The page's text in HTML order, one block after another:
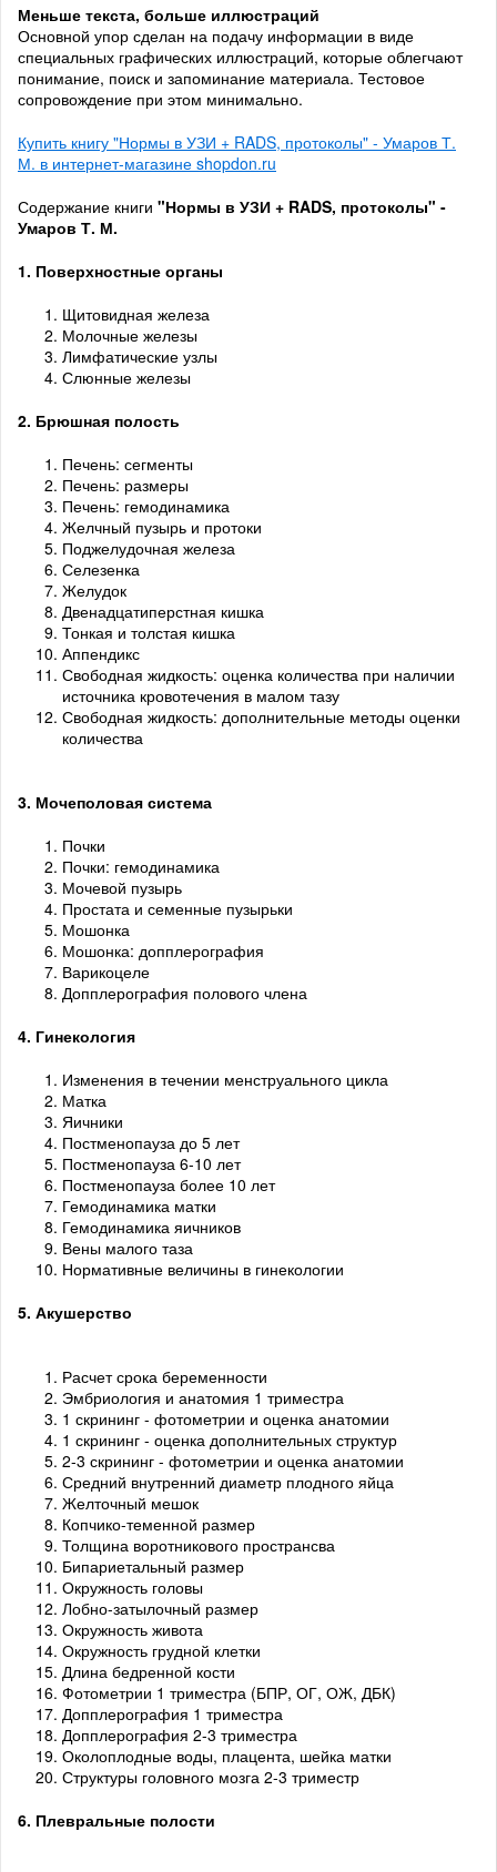
Меньше текста, больше иллюстраций
Основной упор сделан на подачу информации в виде
специальных графических иллюстраций, которые облегчают
понимание, поиск и запоминание материала. Тестовое
сопровождение при этом минимально.
Купить книгу "Нормы в УЗИ + RADS, протоколы" - Умаров Т.
М. в интернет-магазине shopdon.ru
Содержание книги "Нормы в УЗИ + RADS, протоколы" -
Умаров Т. М.
1. Поверхностные органы
Щитовидная железа
Молочные железы
Лимфатические узлы
Слюнные железы
2. Брюшная полость
Печень: сегменты
Печень: размеры
Печень: гемодинамика
Желчный пузырь и протоки
Поджелудочная железа
Селезенка
Желудок
Двенадцатиперстная кишка
Тонкая и толстая кишка
Аппендикс
Свободная жидкость: оценка количества при наличии
источника кровотечения в малом тазу
Свободная жидкость: дополнительные методы оценки
количества
3. Мочеполовая система
Почки
Почки: гемодинамика
Мочевой пузырь
Простата и семенные пузырьки
Мошонка
Мошонка: допплерография
Варикоцеле
Допплерография полового члена
4. Гинекология
Изменения в течении менструального цикла
Матка
Яичники
Постменопауза до 5 лет
Постменопауза 6-10 лет
Постменопауза более 10 лет
Гемодинамика матки
Гемодинамика яичников
Вены малого таза
Нормативные величины в гинекологии
5. Акушерство
Расчет срока беременности
Эмбриология и анатомия 1 триместра
1 скрининг - фотометрии и оценка анатомии
1 скрининг - оценка дополнительных структур
2-3 скрининг - фотометрии и оценка анатомии
Средний внутренний диаметр плодного яйца
Желточный мешок
Копчико-теменной размер
Толщина воротникового пространсва
Бипариетальный размер
Окружность головы
Лобно-затылочный размер
Окружность живота
Окружность грудной клетки
Длина бедренной кости
Фотометрии 1 триместра (БПР, ОГ, ОЖ, ДБК)
Допплерография 1 триместра
Допплерография 2-3 триместра
Околоплодные воды, плацента, шейка матки
Структуры головного мозга 2-3 триместр
6. Плевральные полости